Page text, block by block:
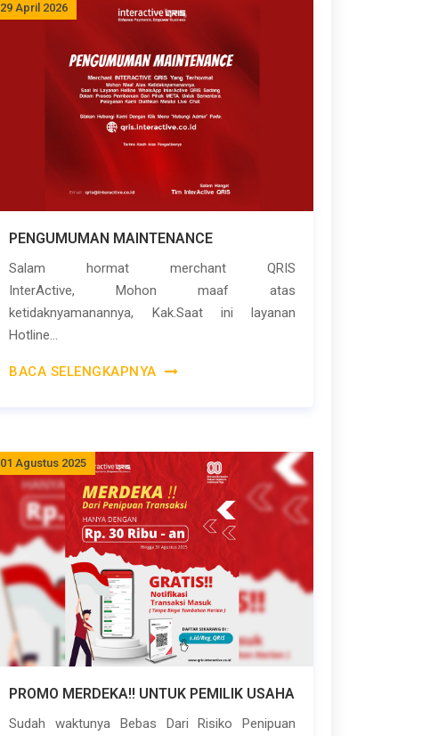
29 April 2026
PENGUMUMAN MAINTENANCE
Salam hormat merchant QRIS
InterActive, Mohon maaf atas
ketidaknyamanannya, Kak.Saat ini layanan
Hotline...
BACA SELENGKAPNYA
01 Agustus 2025
PROMO MERDEKA!! UNTUK PEMILIK USAHA
Sudah waktunya Bebas Dari Risiko Penipuan